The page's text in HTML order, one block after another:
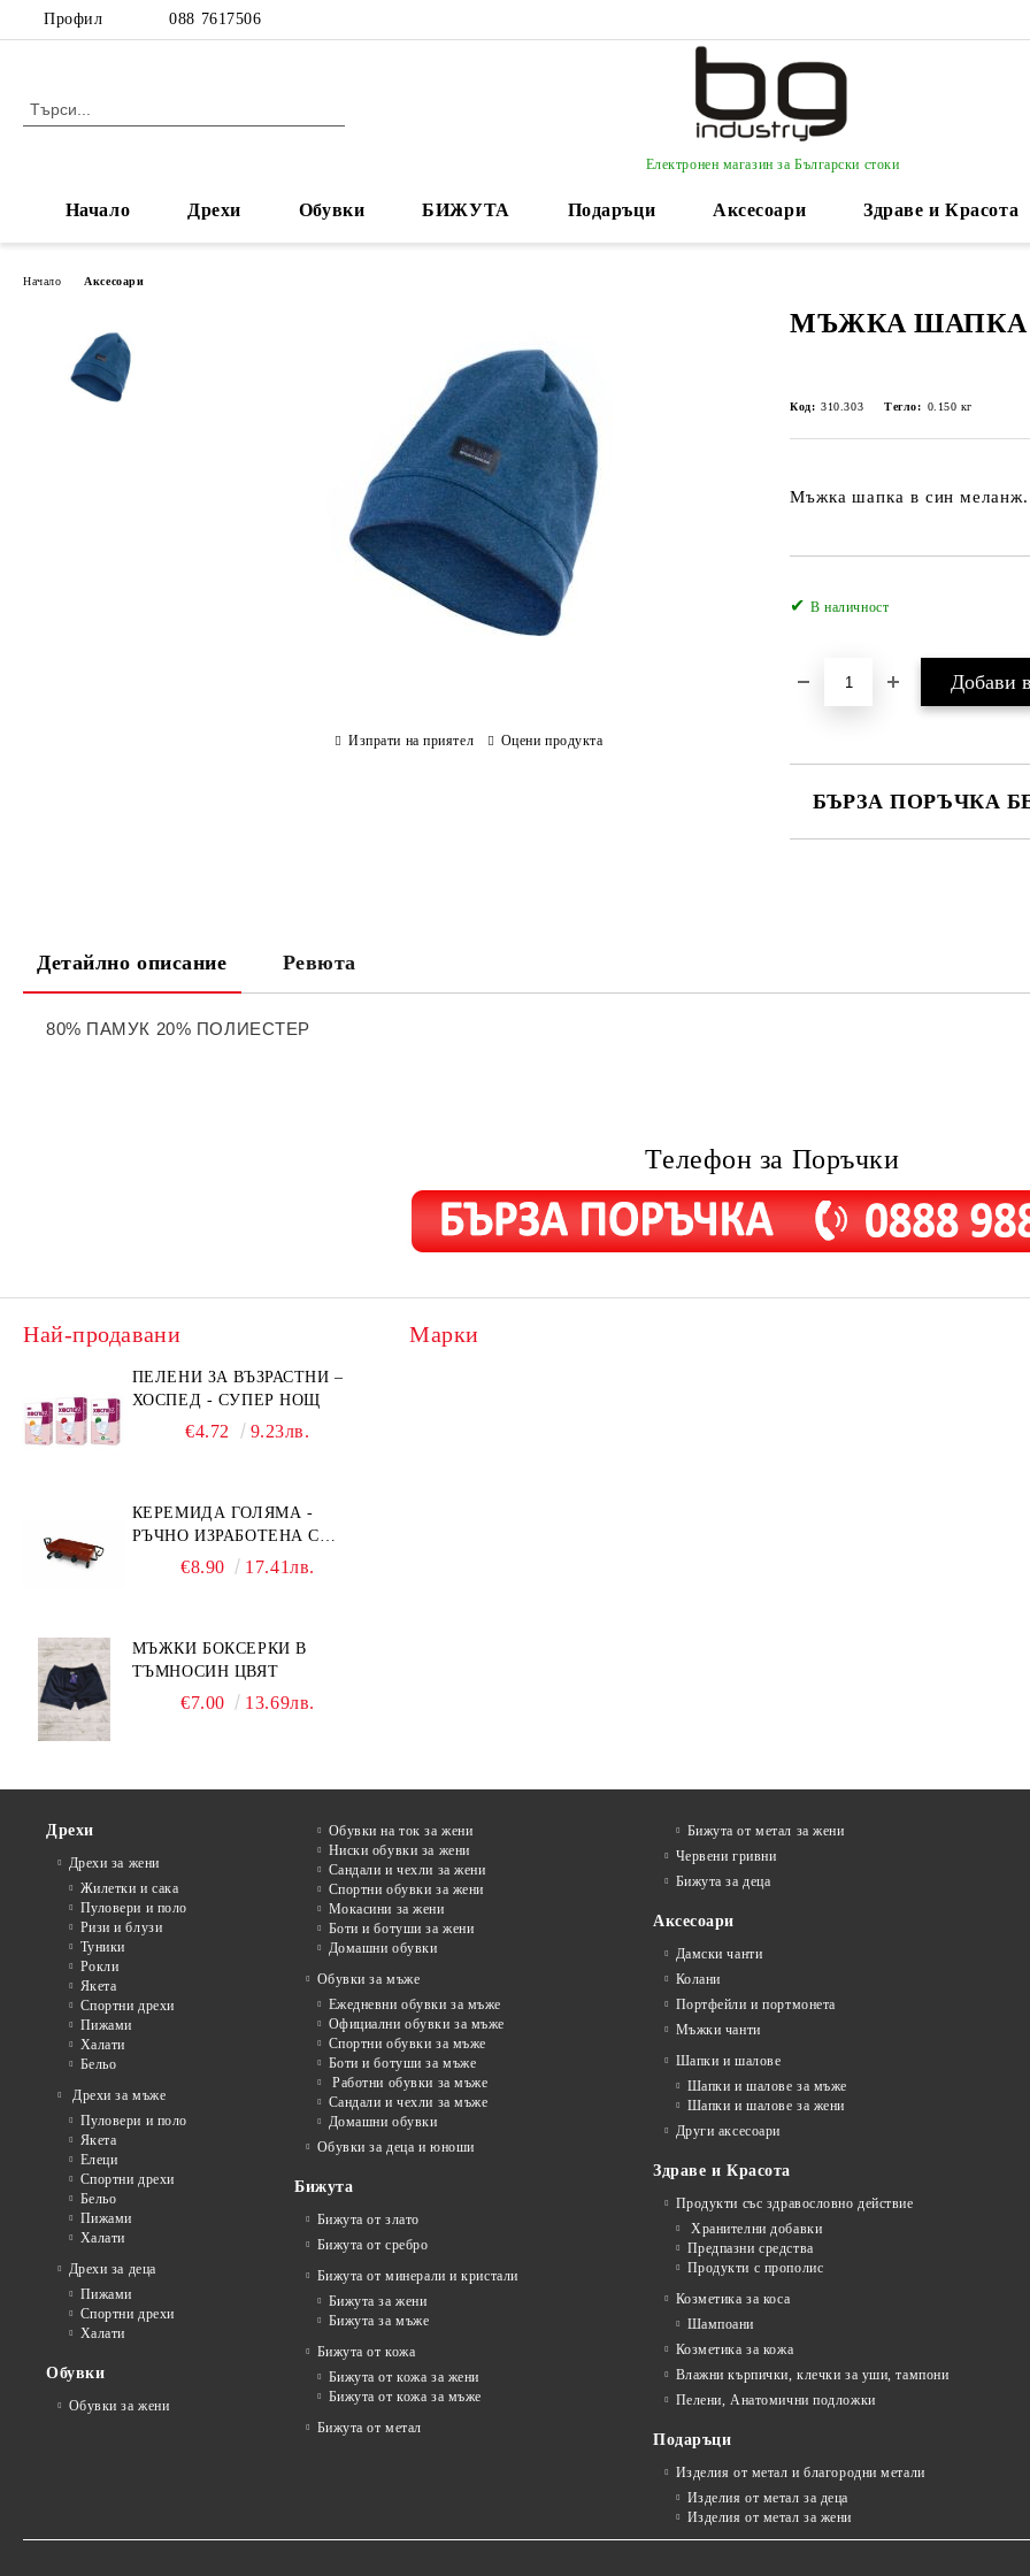
Профил 088 7617506
Електронен магазин за Български стоки
Начало Дрехи Обувки БИЖУТА Подаръци Аксесоари Здраве и Красота
Начало Аксесоари
МЪЖКА ШАПКА
Код: 310.303 Тегло: 0.150 кг
Мъжка шапка в син меланж.
✔В наличност
БЪРЗА ПОРЪЧКА
Изпрати на приятел Оцени продукта
Детайлно описание Ревюта
80% ПАМУК 20% ПОЛИЕСТЕР
Телефон за Поръчки
Най-продавани
ПЕЛЕНИ ЗА ВЪЗРАСТНИ –
ХОСПЕД - СУПЕР НОЩ
€4.72 9.23лв.
КЕРЕМИДА ГОЛЯМА -
РЪЧНО ИЗРАБОТЕНА С
МЕТАЛНА СТОЙКА
€8.90 17.41лв.
МЪЖКИ БОКСЕРКИ В
ТЪМНОСИН ЦВЯТ
€7.00 13.69лв.
Марки
Дрехи
Дрехи за жени
Жилетки и сака
Пуловери и поло
Ризи и блузи
Туники
Рокли
Якета
Спортни дрехи
Пижами
Халати
Бельо
Дрехи за мъже
Пуловери и поло
Якета
Елеци
Спортни дрехи
Бельо
Пижами
Халати
Дрехи за деца
Пижами
Спортни дрехи
Халати
Обувки
Обувки за жени
Обувки на ток за жени
Ниски обувки за жени
Сандали и чехли за жени
Спортни обувки за жени
Мокасини за жени
Боти и ботуши за жени
Домашни обувки
Обувки за мъже
Ежедневни обувки за мъже
Официални обувки за мъже
Спортни обувки за мъже
Боти и ботуши за мъже
Работни обувки за мъже
Сандали и чехли за мъже
Домашни обувки
Обувки за деца и юноши
Бижута
Бижута от злато
Бижута от сребро
Бижута от минерали и кристали
Бижута за жени
Бижута за мъже
Бижута от кожа
Бижута от кожа за жени
Бижута от кожа за мъже
Бижута от метал
Бижута от метал за жени
Червени гривни
Бижута за деца
Аксесоари
Дамски чанти
Колани
Портфейли и портмонета
Мъжки чанти
Шапки и шалове
Шапки и шалове за мъже
Шапки и шалове за жени
Други аксесоари
Здраве и Красота
Продукти със здравословно действие
Хранителни добавки
Предпазни средства
Продукти с прополис
Козметика за коса
Шампоани
Козметика за кожа
Влажни кърпички, клечки за уши, тампони
Пелени, Анатомични подложки
Подаръци
Изделия от метал и благородни метали
Изделия от метал за деца
Изделия от метал за жени